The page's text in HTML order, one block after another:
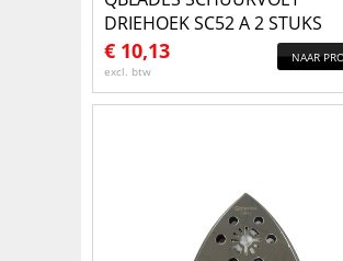
DRIEHOEK SC52 A 2 STUKS
€ 10,13
excl. btw
NAAR